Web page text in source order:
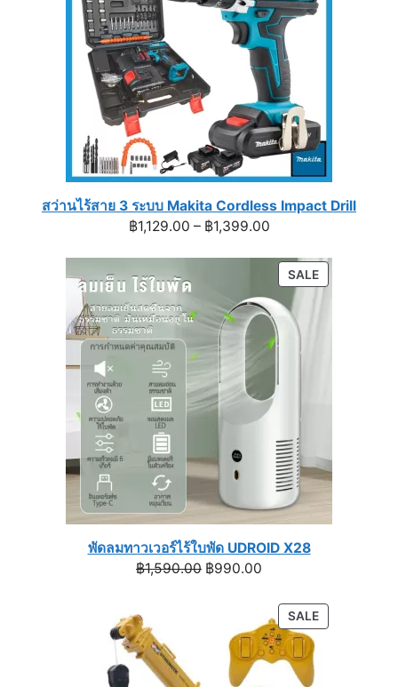
สว่านไร้สาย 3 ระบบ Makita Cordless Impact Drill
฿1,129.00 – ฿1,399.00Price
฿1,129.00
through
฿1,399.00
SALEPRODUCT
ON
พัดลมทาวเวอร์ไร้ใบพัด UDROID X28
฿1,590.00 Original
฿1,590.00.
฿990.00
฿990.00.
SALEPRODUCT
ON